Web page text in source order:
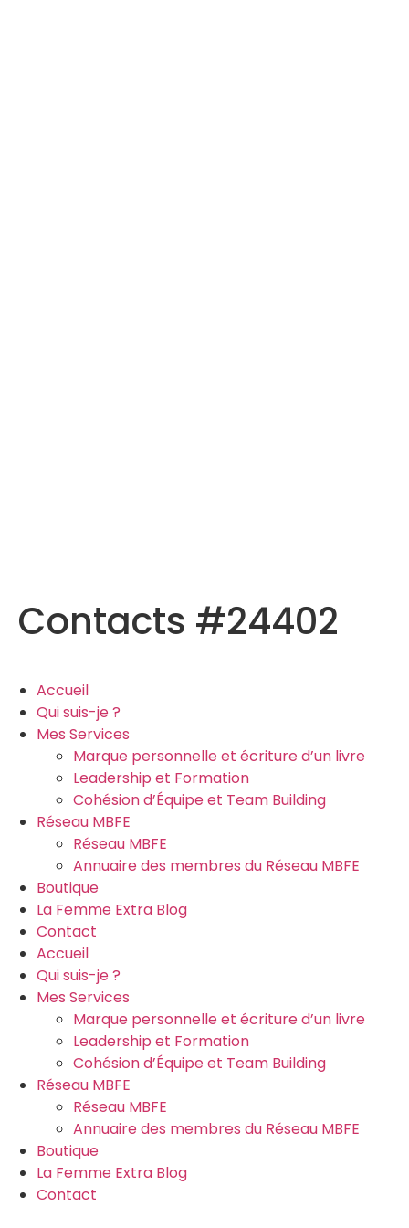
Contacts #24402
Accueil
Qui suis-je ?
Mes Services
Marque personnelle et écriture d’un livre
Leadership et Formation
Cohésion d’Équipe et Team Building
Réseau MBFE
Réseau MBFE
Annuaire des membres du Réseau MBFE
Boutique
La Femme Extra Blog
Contact
Accueil
Qui suis-je ?
Mes Services
Marque personnelle et écriture d’un livre
Leadership et Formation
Cohésion d’Équipe et Team Building
Réseau MBFE
Réseau MBFE
Annuaire des membres du Réseau MBFE
Boutique
La Femme Extra Blog
Contact